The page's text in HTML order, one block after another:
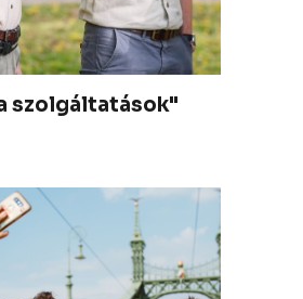
szolgáltatások"